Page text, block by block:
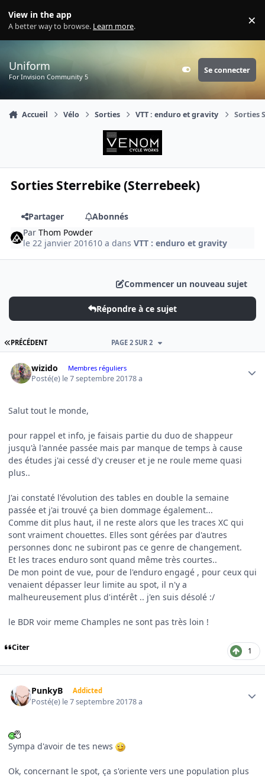
View in the app
A better way to browse. Learn more. ×
Uniform
For Invision Community 5 Customizer
Se connecter
Accueil Vélo Sorties VTT : enduro et gravity Sorties
Sorties Sterrebike (Sterrebeek)
Partager
Abonnés
ParThom Powder
le 22 janvier 201610 a dansVTT : enduro et gravity
Commencer un nouveau sujet
Répondre à ce sujet
PREMIÈRE PAGE
PRÉCÉDENT PAGE 2 SUR 2
wizido Membres réguliers
Posté(e) le 7 septembre 20178 a
Salut tout le monde,
pour rappel et info, je faisais partie du duo de shappeur
jusqu'à l'année passée mais par manque de temps à cause
des études j'ai cessé d'y creuser et je ne roule meme quasi
plus..
J'ai constaté l'évolution des tables en double la semaine
passée et j'ai trouvé ça bien dommage également...
Comme dit plus haut, il ne reste alors que les traces XC qui
sont vraiment chouettes. Elles sont gérées par d'autres
personnes donc ne subiront pas ce genre de changement.
Et les traces enduro sont quand même très courtes..
De mon point de vue, pour de l'enduro engagé , pour ceux qui
venaient dépasser leur limite au spot, il n'y a
malheureusement plus d'intérêt .. j'en suis désolé :/
le BDR voir meme Champles ne sont pas très loin !
Citer 1
PunkyB Addicted
Posté(e) le 7 septembre 20178 a
Sympa d'avoir de tes news
Ok, concernant le spot, ça s'oriente vers une population plus